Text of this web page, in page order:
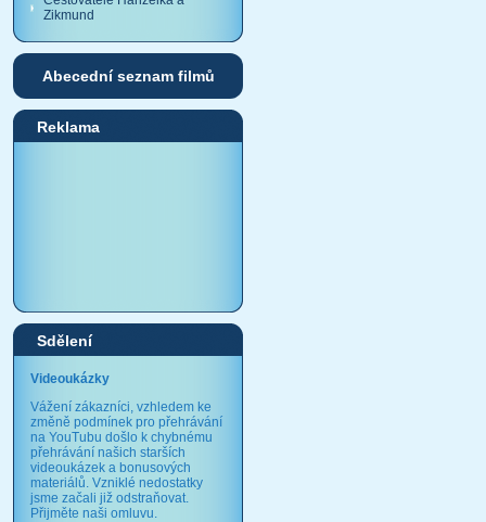
Zikmund
Abecední seznam filmů
Reklama
Sdělení
Videoukázky
Vážení zákazníci, vzhledem ke
změně podmínek pro přehrávání
na YouTubu došlo k chybnému
přehrávání našich starších
videoukázek a bonusových
materiálů. Vzniklé nedostatky
jsme začali již odstraňovat.
Přijměte naši omluvu.